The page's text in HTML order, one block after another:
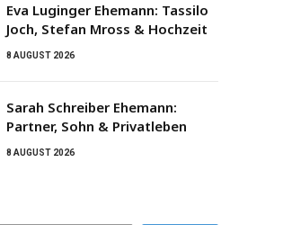
Eva Luginger Ehemann: Tassilo
Joch, Stefan Mross & Hochzeit
8 AUGUST 2026
Sarah Schreiber Ehemann:
Partner, Sohn & Privatleben
8 AUGUST 2026